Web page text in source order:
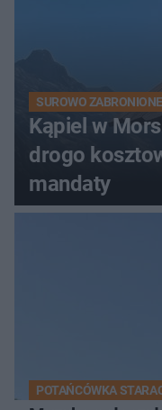
SUROWO ZABRONIONE
Kąpiel w
drogo
mandaty
POTAŃCÓWKA